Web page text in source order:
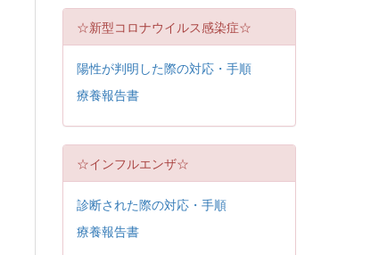
☆新型コロナウイルス感染症☆
陽性が判明した際の対応・手順
療養報告書
☆インフルエンザ☆
診断された際の対応・手順
療養報告書